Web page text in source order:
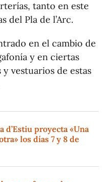
tanto en este
del Pla de l’Arc.
en el cambio de
y en ciertas
vestuarios de estas
d’Estiu proyecta «Una
los días 7 y 8 de